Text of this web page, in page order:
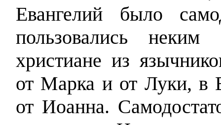
Евангелий было
пользовались
христиане из
от Марка и от Луки, в
от Иоанна.